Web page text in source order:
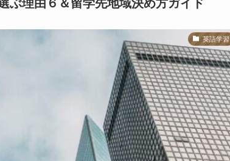
ぶ理由６＆留学先地域決め方ガイド
英語学習